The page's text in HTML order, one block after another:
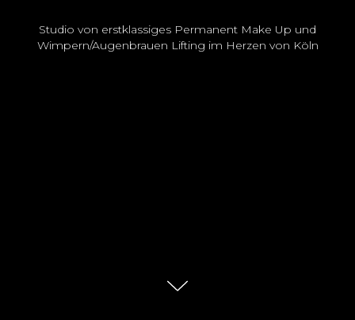
Studio von erstklassiges Permanent Make Up und
Wimpern/Augenbrauen Lifting im Herzen von Köln